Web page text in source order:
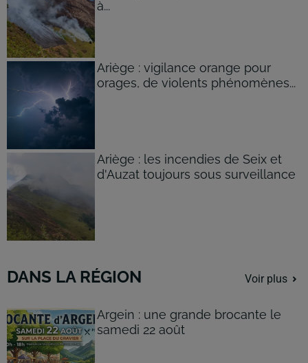
à...
Ariège : vigilance orange pour
orages, de violents phénomènes...
Ariège : les incendies de Seix et
d'Auzat toujours sous surveillance
DANS LA RÉGION Voir plus
Argein : une grande brocante le
samedi 22 août